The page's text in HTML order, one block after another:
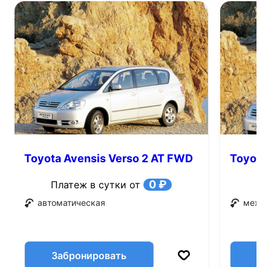
Toyota Avensis Verso 2 AT FWD
Платеж в сутки от 0 ₽
автоматическая
Забронировать
Toyota